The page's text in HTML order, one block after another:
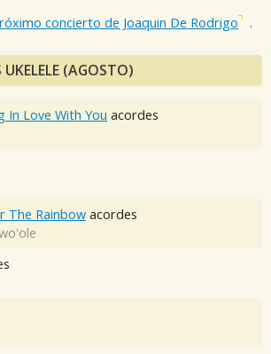
concierto de Joaquin De Rodrigo .
(AGOSTO)
In Love With You acordes
The Rainbow acordes